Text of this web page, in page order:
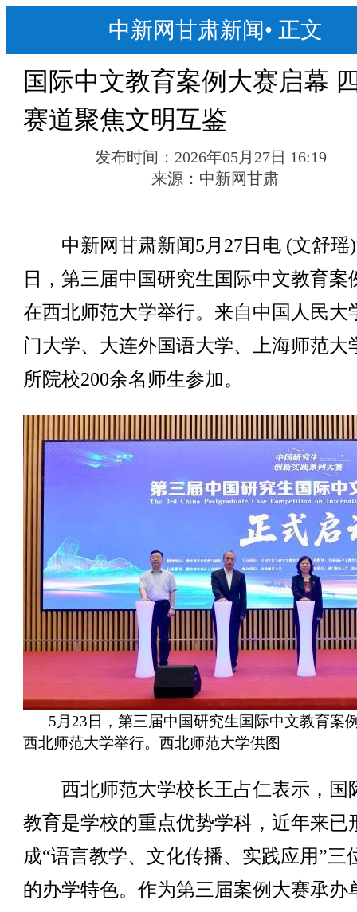
中新网甘肃新闻• 正文
国际中文教育案例大赛启幕
赛道聚焦文明互鉴
发布时间： 2026年05月27日 16:19
来源： 中新网甘肃
中新网甘肃新闻5月27日电 (文舒瑶
日，第三届中国研究生国际中文教育案
在西北师范大学举行。来自中国人民大
门大学、大连外国语大学、上海师范大
所院校200余名师生参加。
5月23日，第三届中国研究生国际中文教育案
西北师范大学举行。西北师范大学供图
西北师范大学校长王占仁表示，国
教育是学校的重点优势学科，近年来已
成“语言教学、文化传播、实践应用”三
的办学特色。作为第三届案例大赛承办